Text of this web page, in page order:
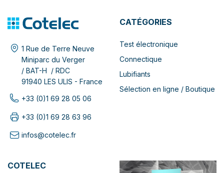
1 Rue de Terre Neuve
Miniparc du Verger
/ BAT-H / RDC
91940 LES ULIS - France
+33 (0)1 69 28 05 06
+33 (0)1 69 28 63 96
infos@cotelec.fr
CATÉGORIES
Test électronique
Connectique
Lubifiants
Sélection en ligne / Boutique
COTELEC